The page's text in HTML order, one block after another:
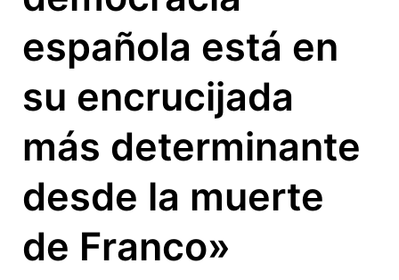
española está en
su encrucijada
más determinante
desde la muerte
de Franco»